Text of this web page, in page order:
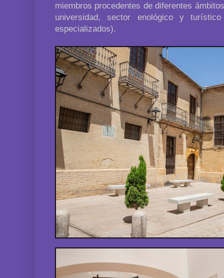
miembros procedentes de diferentes
universidad, sector enológico y
especializados).